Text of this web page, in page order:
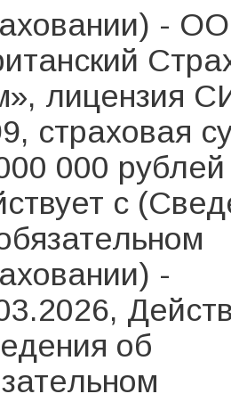
-
лицензия
страховая
000
с
-
об